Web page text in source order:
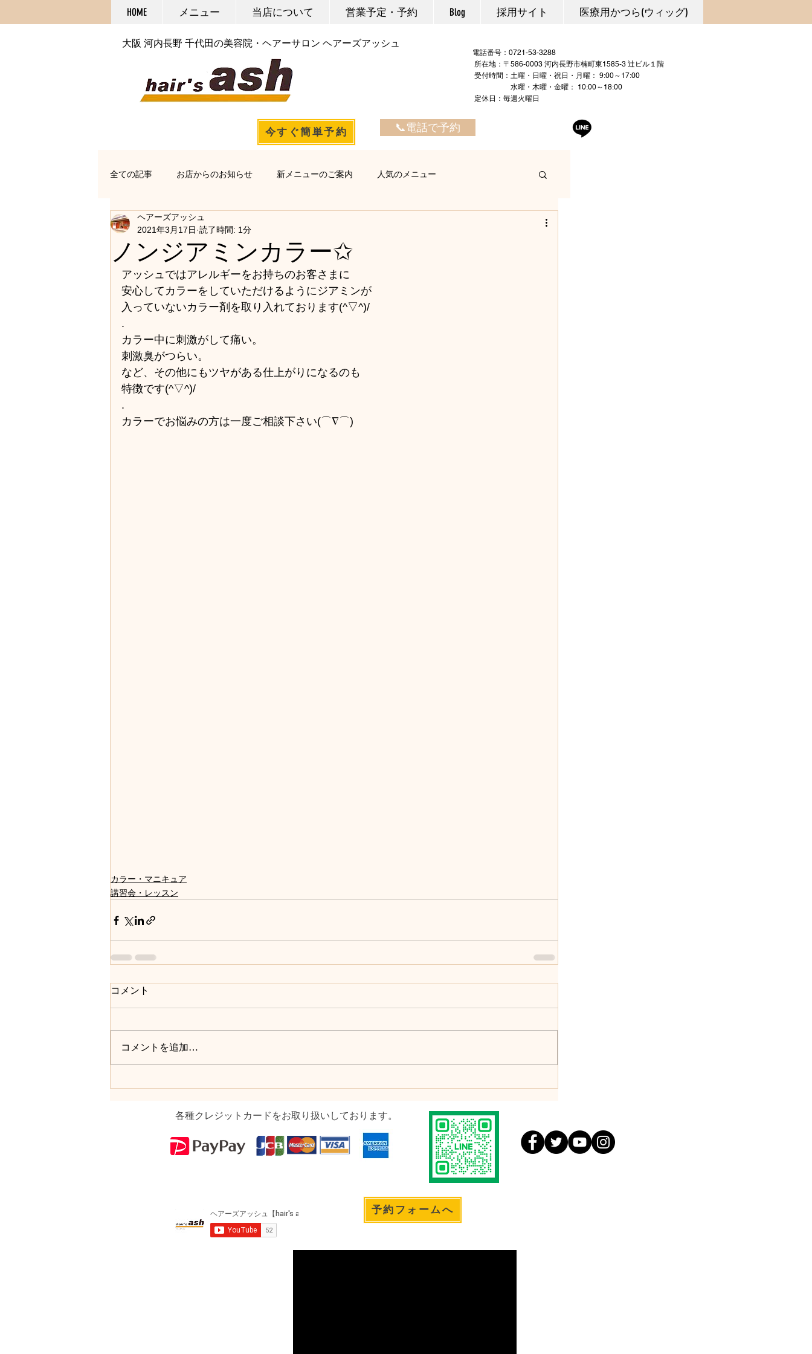
HOME メニュー 当店について 営業予定・予約 Blog 採用サイト 医療用かつら(ウィッグ)
大阪 河内長野 千代田の美容院・ヘアーサロン ヘアーズアッシュ
電話番号：0721-53-3288
所在地：〒586-0003 河内長野市楠町東1585-3 辻ビル１階
​ ​受付時間：土曜・日曜・祝日・月曜： 9:00～17:00
水曜・木曜・金曜： 10:00～18:00
定休日：毎週火曜日
今すぐ簡単予約 📞電話で予約
全ての記事 お店からのお知らせ 新メニューのご案内 人気のメニュー
オススメアイテム
ストレート・縮毛矯正 セット・アップ・アレンジ
美容の色々・美容知識 地域の活動・ボランティア・チャリティ
求人・採用情報 社員旅行 ヘアドネーション
ノンジアミンカラー✩
ヘアーズアッシュ
2021年3月17日 読了時間: 1分
アッシュではアレルギーをお持ちのお客さまに
安心してカラーをしていただけるようにジアミンが
入っていないカラー剤を取り入れております(^▽^)/
.
カラー中に刺激がして痛い。
刺激臭がつらい。
など、その他にもツヤがある仕上がりになるのも
特徴です(^▽^)/
.
カラーでお悩みの方は一度ご相談下さい(⌒∇⌒)
カラー・マニキュア
講習会・レッスン
コメント
コメントを追加…
各種クレジットカードをお取り扱いしております。
予約フォームへ